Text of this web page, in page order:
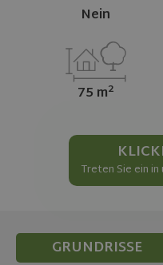
Nein
75 m2
Treten Sie ein
GRUNDRISSE